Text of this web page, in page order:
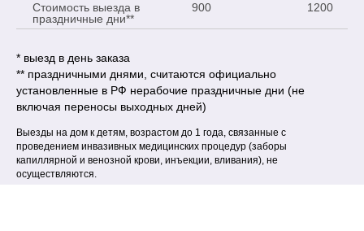
Стоимость выезда в
праздничные дни**
900 1200
* выезд в день заказа
** праздничными днями, считаются официально
установленные в РФ нерабочие праздничные дни (не
включая переносы выходных дней)
Выезды на дом к детям, возрастом до 1 года, связанные с
проведением инвазивных медицинских процедур (заборы
капиллярной и венозной крови, инъекции, вливания), не
осуществляются.